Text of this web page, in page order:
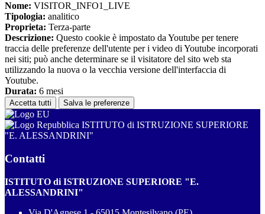
Nome: VISITOR_INFO1_LIVE
Tipologia: analitico
Proprieta: Terza-parte
Descrizione: Questo cookie è impostato da Youtube per tenere
traccia delle preferenze dell'utente per i video di Youtube incorporati
nei siti; può anche determinare se il visitatore del sito web sta
utilizzando la nuova o la vecchia versione dell'interfaccia di
Youtube.
Durata: 6 mesi
Accetta tutti Salva le preferenze
ISTITUTO di ISTRUZIONE SUPERIORE
"E. ALESSANDRINI"
Contatti
ISTITUTO di ISTRUZIONE SUPERIORE "E.
ALESSANDRINI"